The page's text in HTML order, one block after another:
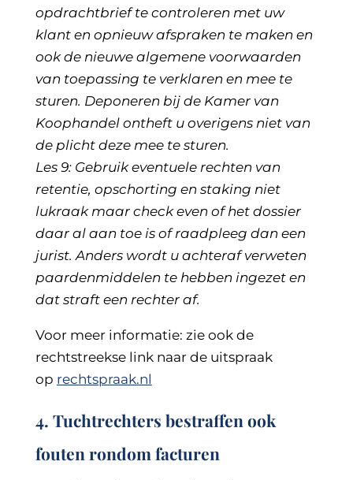
opdrachtbrief te controleren met uw
klant en opnieuw afspraken te maken en
ook de nieuwe algemene voorwaarden
van toepassing te verklaren en mee te
sturen. Deponeren bij de Kamer van
Koophandel ontheft u overigens niet van
de plicht deze mee te sturen.
Les 9: Gebruik eventuele rechten van
retentie, opschorting en staking niet
lukraak maar check even of het dossier
daar al aan toe is of raadpleeg dan een
jurist. Anders wordt u achteraf verweten
paardenmiddelen te hebben ingezet en
dat straft een rechter af.
Voor meer informatie: zie ook de
rechtstreekse link naar de uitspraak
op rechtspraak.nl
4. Tuchtrechters bestraffen ook
fouten rondom facturen